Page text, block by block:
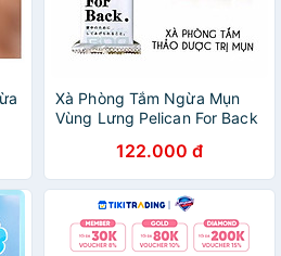
Xà Phòng Tắm Ngừa Mụn
Vùng Lưng Pelican For Back
122.000 đ